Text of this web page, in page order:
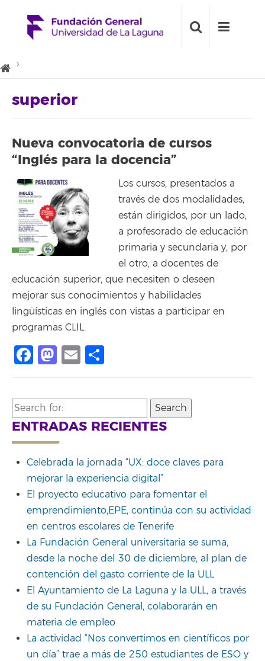
superior
Nueva convocatoria de cursos
“Inglés para la docencia”
Los cursos, presentados a
través de dos modalidades,
están dirigidos, por un lado,
a profesorado de educación
primaria y secundaria y, por
el otro, a docentes de
educación superior, que necesiten o deseen
mejorar sus conocimientos y habilidades
lingüísticas en inglés con vistas a participar en
programas CLIL.
Facebook
Mastodon
Email
Search
for:
ENTRADAS RECIENTES
Celebrada la jornada “UX: doce claves para
mejorar la experiencia digital”
El proyecto educativo para fomentar el
emprendimiento,EPE, continúa con su actividad
en centros escolares de Tenerife
La Fundación General universitaria se suma,
desde la noche del 30 de diciembre, al plan de
contención del gasto corriente de la ULL
El Ayuntamiento de La Laguna y la ULL, a través
de su Fundación General, colaborarán en
materia de empleo
La actividad “Nos convertimos en científicos por
un día” trae a más de 250 estudiantes de ESO y